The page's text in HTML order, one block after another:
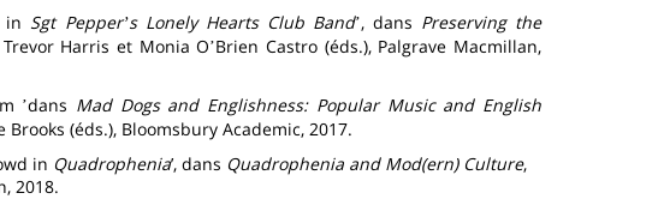
in Sgt Pepper’s Lonely Hearts Club Band’, dans Preserving the
Harris et Monia O’Brien Castro (éds.), Palgrave Macmillan,
’dans Mad Dogs and Englishness: Popular Music and English
(éds.), Bloomsbury Academic, 2017.
in Quadrophenia’, dans Quadrophenia and Mod(ern) Culture,
2018.